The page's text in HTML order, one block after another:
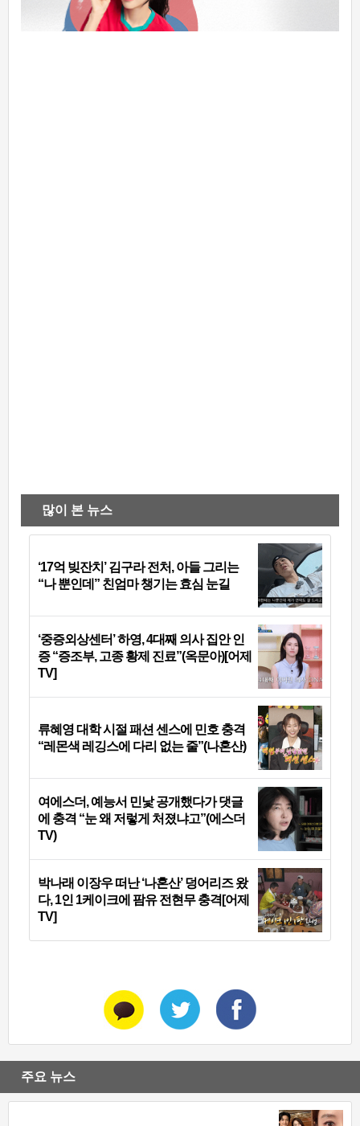
많이 본 뉴스
‘17억 빚잔치’ 김구라 전처, 아들 그리는
“나 뿐인데” 친엄마 챙기는 효심 눈길
‘중증외상센터’ 하영, 4대째 의사 집안 인
증 “증조부, 고종 황제 진료”(옥문아)[어제
TV]
류혜영 대학 시절 패션 센스에 민호 충격
“레몬색 레깅스에 다리 없는 줄”(나혼산)
여에스더, 예능서 민낯 공개했다가 댓글
에 충격 “눈 왜 저렇게 처졌냐고”(에스더
TV)
박나래 이장우 떠난 ‘나혼산’ 덩어리즈 왔
다, 1인 1케이크에 팜유 전현무 충격[어제
TV]
주요 뉴스